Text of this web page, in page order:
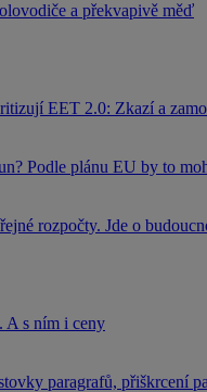
a překvapivě měď
EET 2.0: Zkazí a
Podle plánu EU by to
rozpočty. Jde o
A s ním i ceny
paragrafů, přiškrcení